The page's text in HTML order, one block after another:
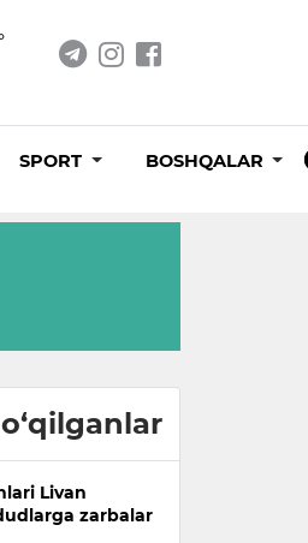
SPORT BOSHQALAR
Livan
zarbalar